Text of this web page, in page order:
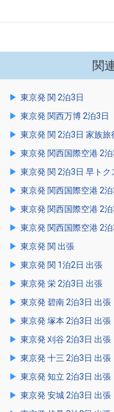
関
東京発 関 2泊3日
東京発 関西万博 2泊3日
東京発 関 2泊3日 家族旅
東京発 関西国際空港 2
東京発 関 2泊3日 早トク
東京発 関西国際空港 2
東京発 関西国際空港 2
東京発 関西国際空港 2
東京発 関 出張
東京発 関 1泊2日 出張
東京発 栄 2泊3日 出張
東京発 碧南 2泊3日 出張
東京発 塚本 2泊3日 出張
東京発 刈谷 2泊3日 出張
東京発 十三 2泊3日 出張
東京発 知立 2泊3日 出張
東京発 安城 2泊3日 出張